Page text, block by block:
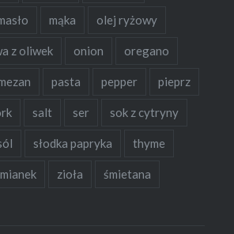
mąka olej ryżowy
z oliwek onion oregano
pasta pepper pieprz
salt ser sok z cytryny
słodka papryka thyme
zioła śmietana